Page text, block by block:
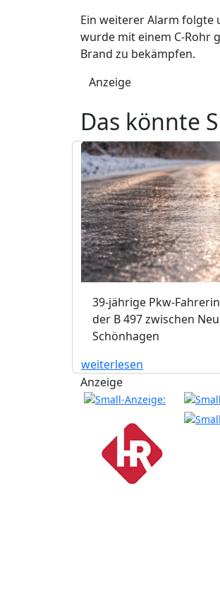
Ein weiterer Alarm folgte
wurde mit einem C-Rohr
Brand zu bekämpfen.
Anzeige
Das könnte
39-jährige Pkw-
der B 497 zwischen
Schönhagen
weiterlesen
Anzeige